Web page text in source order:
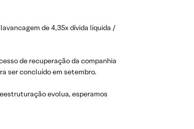
de 4,35x dívida líquida /
de recuperação da companhia
ser concluído em setembro.
evolua, esperamos